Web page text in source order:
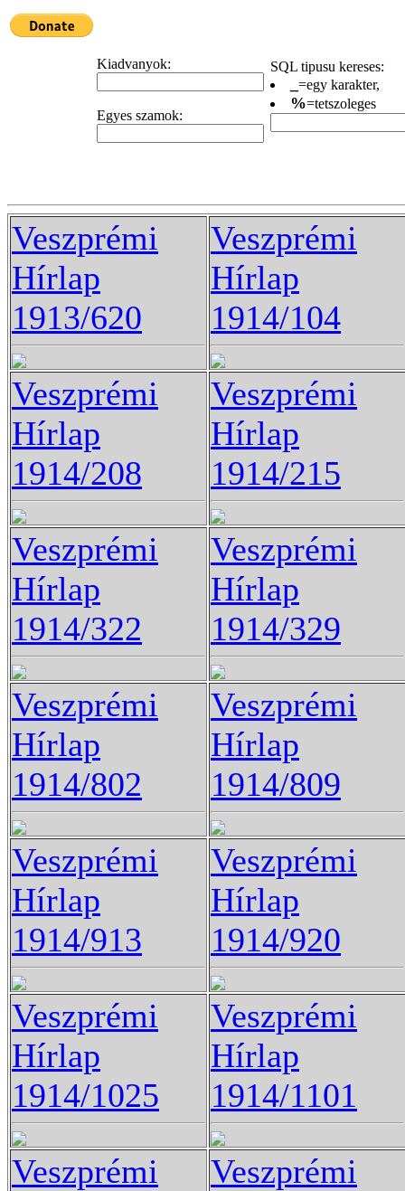
Kiadvanyok:
Egyes szamok:
SQL tipusu kereses:
=egy karakter,
%=tetszoleges
Veszprémi
Hírlap
1913/620
Veszprémi
Hírlap
1914/104
Veszprémi
Hírlap
1914/208
Veszprémi
Hírlap
1914/215
Veszprémi
Hírlap
1914/322
Veszprémi
Hírlap
1914/329
Veszprémi
Hírlap
1914/802
Veszprémi
Hírlap
1914/809
Veszprémi
Hírlap
1914/913
Veszprémi
Hírlap
1914/920
Veszprémi
Hírlap
1914/1025
Veszprémi
Hírlap
1914/1101
Veszprémi
Veszprémi